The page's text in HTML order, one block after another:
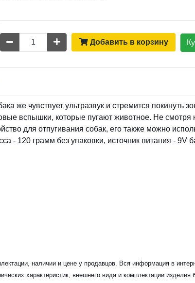
Количество Добавить в корзину
же чувствует ультразвук и стремится покинуть
вспышки, которые пугают животное. Не смотря
для отпугивания собак, его также можно
120 грамм без упаковки, источник питания - 9V
наличии и цене у продавцов. Вся информация в
характеристик, внешнего вида и комплектации